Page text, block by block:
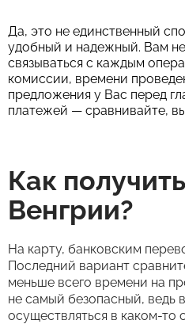
Да, это не единственный
удобный и надежный. Вам
связываться с каждым
комиссии, времени
предложения у Вас перед
платежей — сравнивайте,
Как
Венгрии?
На карту, банковским
Последний вариант
меньше всего времени на
не самый безопасный, ведь
осуществляться в каком-то